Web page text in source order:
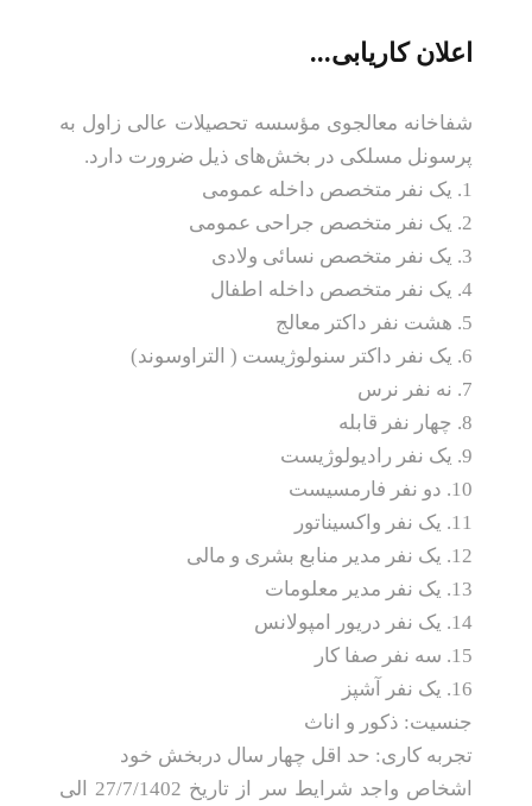
اعلان کاریابی...
شفاخانه معالجوی مؤسسه تحصیلات عالی زاول به
پرسونل مسلکی در بخش‌های ذیل ضرورت دارد.
جنسیت: ذکور و اناث
تجربه کاری: حد اقل چهار سال دربخش خود
اشخاص واجد شرایط سر از تاریخ 27/7/1402 الی